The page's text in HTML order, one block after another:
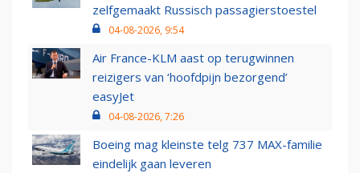
zelfgemaakt Russisch passagierstoestel
04-08-2026, 9:54
Air France-KLM aast op terugwinnen
reizigers van ‘hoofdpijn bezorgend’
easyJet
04-08-2026, 7:26
Boeing mag kleinste telg 737 MAX-familie
eindelijk gaan leveren